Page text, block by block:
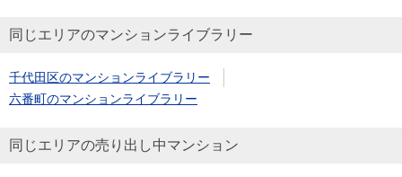
同じエリアのマンションライブラリー
千代田区のマンションライブラリー
六番町のマンションライブラリー
同じエリアの売り出し中マンション